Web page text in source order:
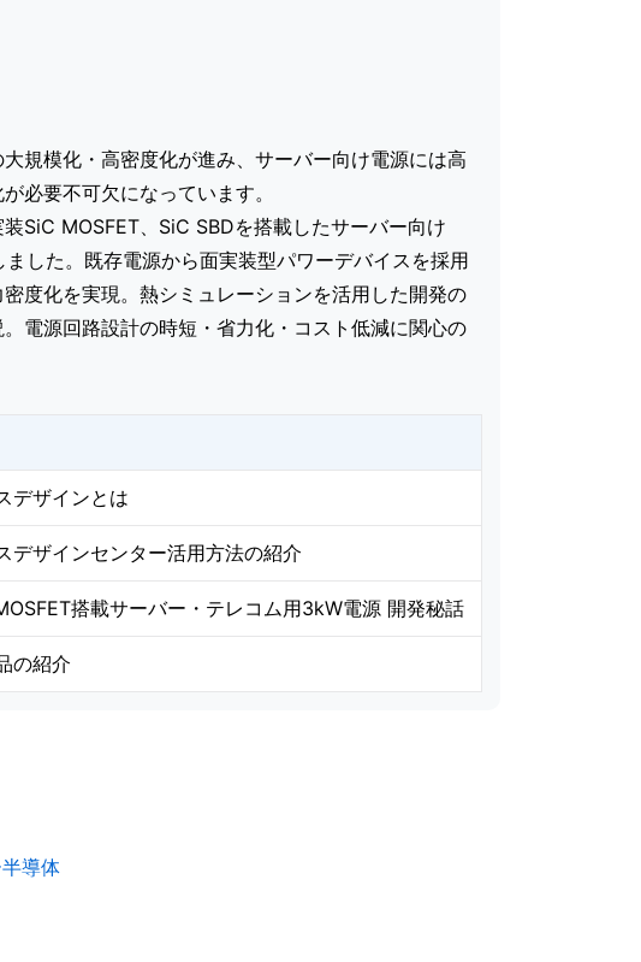
規模化・高密度化が進み、サーバー向け電源には高
必要不可欠になっています。
SiC MOSFET、SiC SBDを搭載したサーバー向け
した。既存電源から面実装型パワーデバイスを採用
度化を実現。熱シミュレーションを活用した開発の
電源回路設計の時短・省力化・コスト低減に関心の
デザインとは
デザインセンター活用方法の紹介
搭載サーバー・テレコム用3kW電源 開発秘話
の紹介
導体